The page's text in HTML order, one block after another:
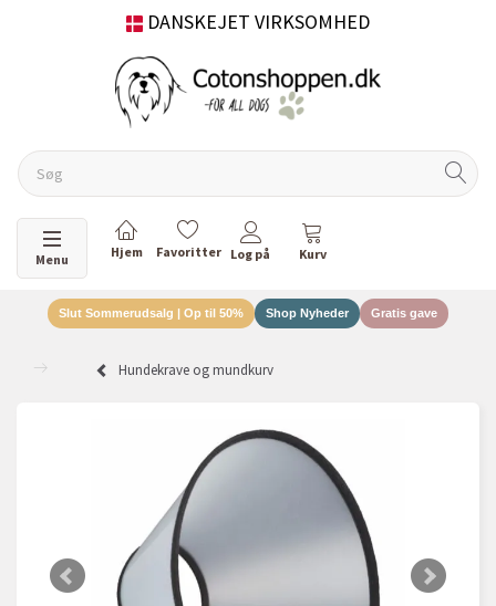
DANSKEJET VIRKSOMHED
Skifte navigation
Menu
Slut Sommerudsalg | Op til 50% Shop Nyheder Gratis gave
Hundekrave og mundkurv